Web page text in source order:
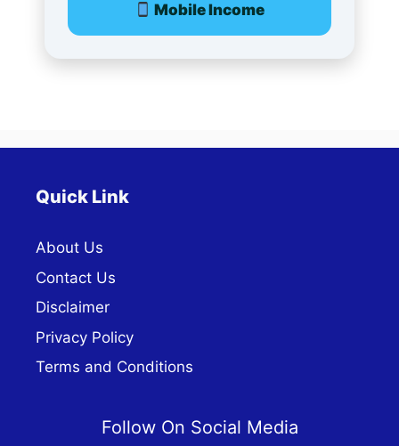
Mobile Income
Quick Link
About Us
Contact Us
Disclaimer
Privacy Policy
Terms and Conditions
Follow On Social Media